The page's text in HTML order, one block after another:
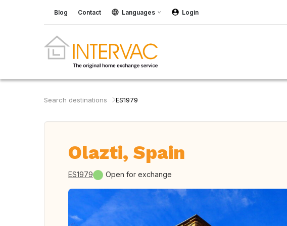
Blog Contact Languages Login
Search destinations ES1979
Olazti, Spain
ES1979 Open for exchange